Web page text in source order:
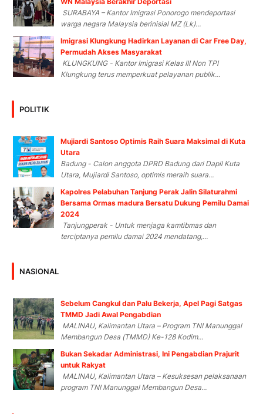
SURABAYA – Kantor Imigrasi Ponorogo mendeportasi
warga negara Malaysia berinisial MZ (Lk)...
Imigrasi Klungkung Hadirkan Layanan di Car Free Day,
Permudah Akses Masyarakat
KLUNGKUNG - Kantor Imigrasi Kelas III Non TPI
Klungkung terus memperkuat pelayanan publik...
POLITIK
Mujiardi Santoso Optimis Raih Suara Maksimal di Kuta
Utara
Badung - Calon anggota DPRD Badung dari Dapil Kuta
Utara, Mujiardi Santoso, optimis meraih suara...
Kapolres Pelabuhan Tanjung Perak Jalin Silaturahmi
Bersama Ormas madura Bersatu Dukung Pemilu Damai
2024
Tanjungperak - Untuk menjaga kamtibmas dan
terciptanya pemilu damai 2024 mendatang,...
NASIONAL
Sebelum Cangkul dan Palu Bekerja, Apel Pagi Satgas
TMMD Jadi Awal Pengabdian
MALINAU, Kalimantan Utara – Program TNI Manunggal
Membangun Desa (TMMD) Ke-128 Kodim...
Bukan Sekadar Administrasi, Ini Pengabdian Prajurit
untuk Rakyat
MALINAU, Kalimantan Utara – Kesuksesan pelaksanaan
program TNI Manunggal Membangun Desa...